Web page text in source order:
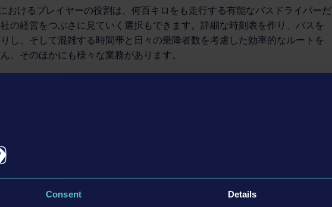
Consent Details
におけるプレイヤーの役割は、何百キロをも走行する有能なバスドライバーだ
の経営をつぶさに見ていく選択もできます。詳細な時刻表を作り、バスを
し、そして混雑する時間帯と日々の乗降者数を考慮した効率的なルートを
、そのほかにも様々な業務があります。
るよりも自分自身でバスを運転したい？問題ありません！『Bus Simulator
ておいて、街へ出て純粋にバスの運転を楽しむこともできます。『Bus
よび家庭用ゲーム機向けにリリースされ、シリーズ史上最も包括的なバスド
ます。